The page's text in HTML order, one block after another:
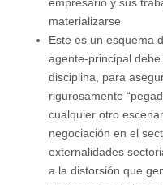
materializarse
Este es un esquema
agente-principal
disciplina, para
rigurosamente
cualquier otro
negociación en el
externalidades
a la distorsión que